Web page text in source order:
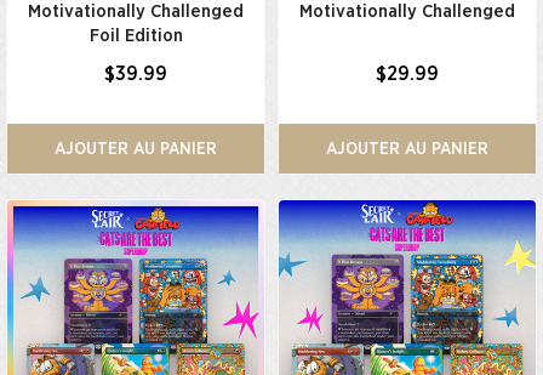
Motivationally Challenged
Foil Edition​
$39.99
AJOUTER AU PANIER
Motivationally Challenged​
$29.99
AJOUTER AU PANIER